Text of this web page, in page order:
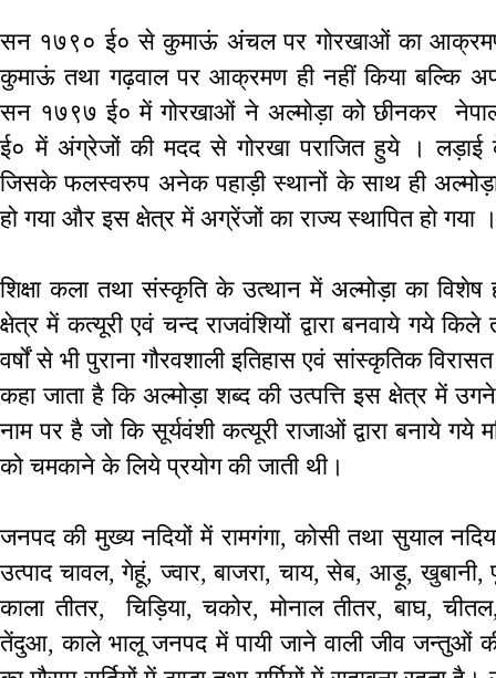
सन १७९० ई० से कुमाऊं अंचल पर गोरखाओं का
कुमाऊं तथा गढ़वाल पर आक्रमण ही नहीं किया बल्कि
सन १७९७ ई० में गोरखाओं ने अल्मोड़ा को छीनकर
ई० में अंग्रेजों की मदद से गोरखा पराजित हुये । लड़ाई
जिसके फलस्वरुप अनेक पहाड़ी स्थानों के साथ ही
हो गया और इस क्षेत्र में अग्रेंजों का राज्य स्थापित हो गया
शिक्षा कला तथा संस्कृति के उत्थान में अल्मोड़ा का
क्षेत्र में कत्यूरी एवं चन्द राजवंशियों द्वारा बनवाये गये
वर्षों से भी पुराना गौरवशाली इतिहास एवं सांस्कृतिक
कहा जाता है कि अल्मोड़ा शब्द की उत्पत्ति इस क्षेत्र में
नाम पर है जो कि सूर्यवंशी कत्यूरी राजाओं द्वारा बनाये गये
को चमकाने के लिये प्रयोग की जाती थी।
जनपद की मुख्य नदियों में रामगंगा, कोसी तथा सुयाल
उत्पाद चावल, गेहूं, ज्वार, बाजरा, चाय, सेब, आड़ू,
काला तीतर, चिड़िया, चकोर, मोनाल तीतर, बाघ,
तेंदुआ, काले भालू जनपद में पायी जाने वाली जीव जन्तुओं